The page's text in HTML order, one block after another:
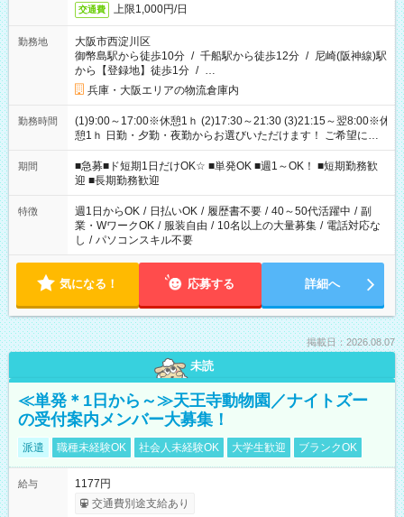
交通費 上限1,000円/日
勤務地
大阪市西淀川区
御幣島駅から徒歩10分 / 千船駅から徒歩12分 / 尼崎(阪神線)駅
から【登録地】徒歩1分 / …
兵庫・大阪エリアの物流倉庫内
勤務時間
(1)9:00～17:00※休憩1ｈ (2)17:30～21:30 (3)21:15～翌8:00※休
憩1ｈ 日勤・夕勤・夜勤からお選びいただけます！ ご希望に合
わせて働けるお仕事です(*^^*) 【その他選べる勤務時間】 8-17
時/9-17時/9-18時/10-18時/11-21時/18-22時/20-翌4時/21-翌5
時/22-翌6時/0-翌8時 ご自身のご都合で選んで頂ける完全自由シ
フト！
期間
■急募■ド短期1日だけOK☆ ■単発OK ■週1～OK！ ■短期勤務歓
迎 ■長期勤務歓迎
特徴 週1日からOK / 日払いOK / 履歴書不要 / 40～50代活躍中 / 副
業・WワークOK / 服装自由 / 10名以上の大量募集 / 電話対応な
し / パソコンスキル不要
気になる！ 応募する 詳細へ
掲載日：2026.08.07
未読
≪単発＊1日から～≫天王寺動物園／ナイトズー
の受付案内メンバー大募集！
派遣 職種未経験OK 社会人未経験OK 大学生歓迎 ブランクOK
給与
1177円
交通費別途支給あり